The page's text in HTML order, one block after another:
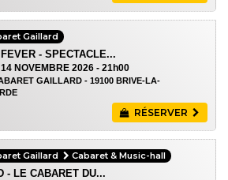
Gaillard
- SPECTACLE...
NOVEMBRE 2026 - 21h00
GAILLARD - 19100 BRIVE-LA-
RÉSERVER
Gaillard Cabaret & Music-hall
- LE CABARET DU...